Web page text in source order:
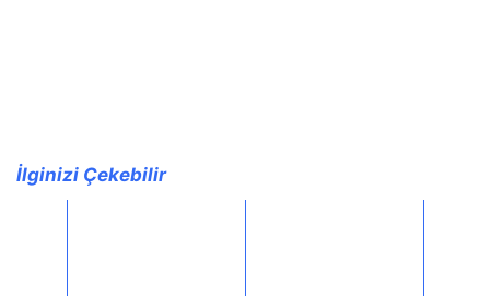
İlginizi Çekebilir